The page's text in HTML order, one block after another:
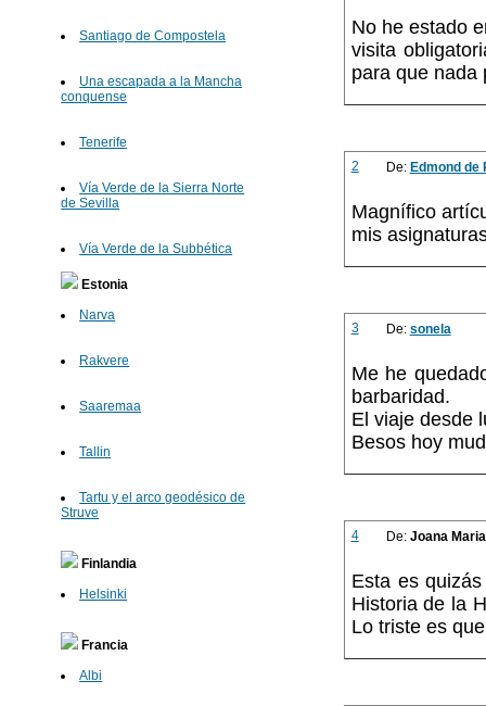
Santiago de Compostela
Una escapada a la Mancha
conquense
Tenerife
Vía Verde de la Sierra Norte
de Sevilla
Vía Verde de la Subbética
Estonia
Narva
Rakvere
Saaremaa
Tallin
Tartu y el arco geodésico de
Struve
Finlandia
Helsinki
Francia
Albi
No he estado
visita
para que nada
2 De: Edmond de
Magnífico
mis
3 De: sonela
Me he
barbaridad.
El viaje desde
Besos hoy
4 De: Joana Maria
Esta es
Historia de la
Lo triste es